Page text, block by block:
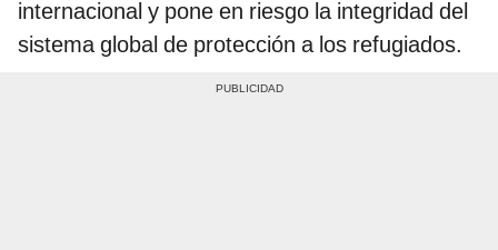
internacional y pone en riesgo la integridad del
sistema global de protección a los refugiados.